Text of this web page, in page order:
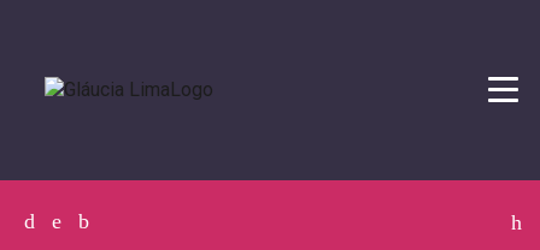
Facebook
TwitterInstagram